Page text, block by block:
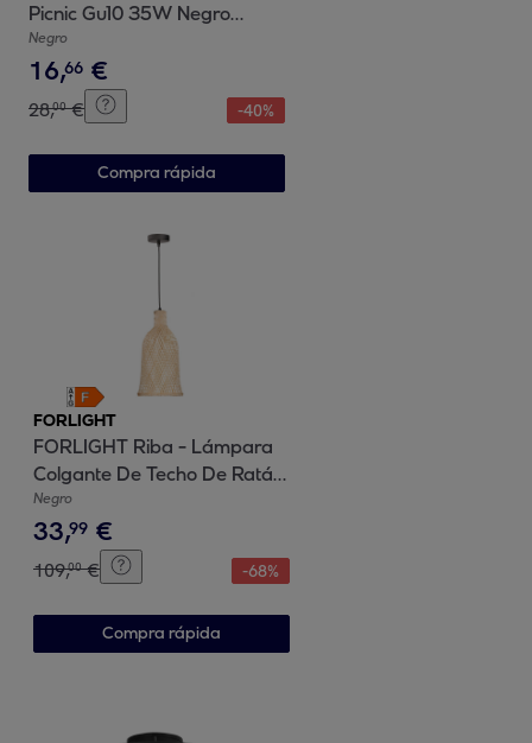
Picnic Gu10 35W Negro
637Lm
Negro
16,66 €
28,00 € -40%
Compra rápida
FORLIGHT
FORLIGHT Riba - Lámpara
Colgante De Techo De Ratán
Natural - Lámpara De Techo
Moderna De E
Negro
33,99 €
109,00 € -68%
Compra rápida